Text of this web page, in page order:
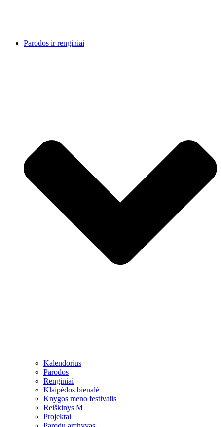
Parodos ir renginiai
Kalendorius
Parodos
Renginiai
Klaipėdos bienalė
Knygos meno festivalis
Reiškinys M
Projektai